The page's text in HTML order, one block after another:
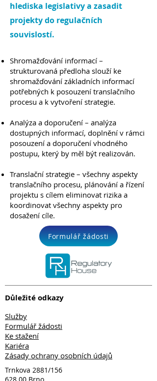
hlediska legislativy a zasadit
projekty do regulačních
souvislostí.
Shromažďování informací –
strukturovaná předloha slouží ke
shromažďování základních informací
potřebných k posouzení translačního
procesu a k vytvoření strategie.
Analýza a doporučení – analýza
dostupných informací, doplnění v rámci
posouzení a doporučení vhodného
postupu, který by měl být realizován.
Translační strategie – všechny aspekty
translačního procesu, plánování a řízení
projektu s cílem eliminovat rizika a
koordinovat všechny aspekty pro
dosažení cíle.
Formulář žádosti
Důležité odkazy
Služby
Formulář žádosti
Ke stažení
Kariéra
Zásady ochrany osobních údajů
Trnkova 2881/156